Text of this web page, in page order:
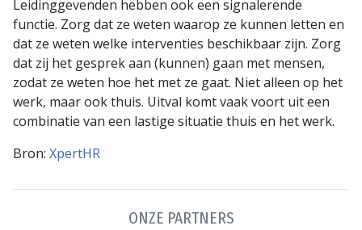
Leidinggevenden hebben ook een signalerende
functie. Zorg dat ze weten waarop ze kunnen letten en
dat ze weten welke interventies beschikbaar zijn. Zorg
dat zij het gesprek aan (kunnen) gaan met mensen,
zodat ze weten hoe het met ze gaat. Niet alleen op het
werk, maar ook thuis. Uitval komt vaak voort uit een
combinatie van een lastige situatie thuis en het werk.
Bron: XpertHR
ONZE PARTNERS